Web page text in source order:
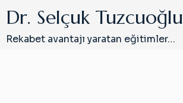
Dr. Selçuk Tuzcuoğlu
Rekabet avantajı yaratan eğitimler…